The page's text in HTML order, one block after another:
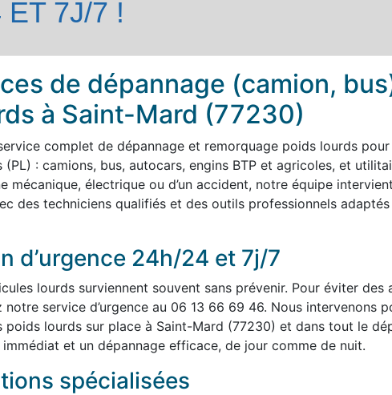
ET 7J/7 !
de dépannage (camion,
à Saint-Mard (77230)
complet de dépannage et remorquage poids lourds
: camions, bus, autocars, engins BTP et agricoles, et
mécanique, électrique ou d’un accident, notre équipe
des techniciens qualifiés et des outils professionnels
d’urgence 24h/24 et 7j/7
lourds surviennent souvent sans prévenir. Pour éviter des
service d’urgence au 06 13 66 69 46. Nous intervenons
poids lourds sur place à Saint-Mard (77230) et dans tout le
et un dépannage efficace, de jour comme de nuit.
spécialisées